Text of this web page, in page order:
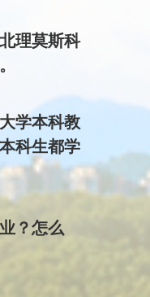
业（含学士学
、湖南、广东
统一规定的志
批次，湖南省为
批次），按照
择优录取。
50000元/生·学
/生·学年。住宿
四人间）。
理莫斯科
，精准帮扶、合
助学金、勤工
学等多元化的
立类和社会捐
宽、力度大，学
约为每生学费的
资助比例约为
管理服务一
网站“奖助学
年在校生获得
达41%，如促进
学本科教
科生都学
采用中俄英三语
：双学籍专业
籍学生入校后
从零基础开
？怎么